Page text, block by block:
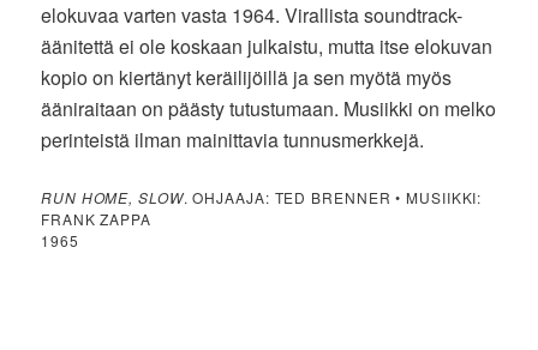
elokuvaa varten vasta 1964. Virallista soundtrack-
äänitettä ei ole koskaan julkaistu, mutta itse elokuvan
kopio on kiertänyt keräilijöillä ja sen myötä myös
ääniraitaan on päästy tutustumaan. Musiikki on melko
perinteistä ilman mainittavia tunnusmerkkejä.
RUN HOME, SLOW. OHJAAJA: TED BRENNER • MUSIIKKI:
FRANK ZAPPA
1965